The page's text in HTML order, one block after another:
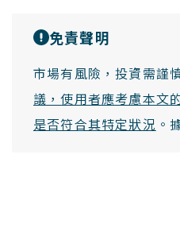
免責聲明
市場有風險，投資需謹
議，使用者應考慮本文
是否符合其特定狀況 。